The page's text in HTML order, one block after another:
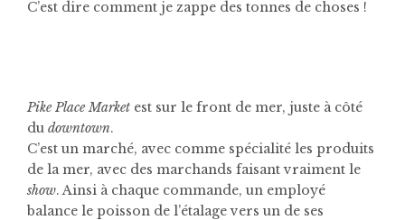
C’est dire comment je zappe des tonnes de choses !
Pike Place Market est sur le front de mer, juste à côté
du downtown.
C’est un marché, avec comme spécialité les produits
de la mer, avec des marchands faisant vraiment le
show. Ainsi à chaque commande, un employé
balance le poisson de l’étalage vers un de ses